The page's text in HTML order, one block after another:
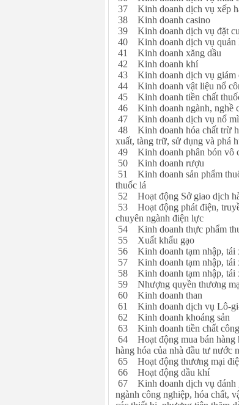
37 Kinh doanh dịch vụ xếp
38 Kinh doanh casino
39 Kinh doanh dịch vụ đặt
40 Kinh doanh dịch vụ quản
41 Kinh doanh xăng dầu
42 Kinh doanh khí
43 Kinh doanh dịch vụ giám
44 Kinh doanh vật liệu nổ
45 Kinh doanh tiền chất
46 Kinh doanh ngành, nghề
47 Kinh doanh dịch vụ nổ
48 Kinh doanh hóa chất trừ
xuất, tàng trữ, sử dụng và phá
49 Kinh doanh phân bón vô
50 Kinh doanh rượu
51 Kinh doanh sản phẩm
thuốc lá
52 Hoạt động Sở giao dịch
53 Hoạt động phát điện,
chuyên ngành điện lực
54 Kinh doanh thực phẩm
55 Xuất khẩu gạo
56 Kinh doanh tạm nhập, tái
57 Kinh doanh tạm nhập, tái
58 Kinh doanh tạm nhập, tái
59 Nhượng quyền thương
60 Kinh doanh than
61 Kinh doanh dịch vụ Lô-
62 Kinh doanh khoáng sản
63 Kinh doanh tiền chất
64 Hoạt động mua bán hàng
hàng hóa của nhà đầu tư nước
65 Hoạt động thương mại
66 Hoạt động dầu khí
67 Kinh doanh dịch vụ đánh
ngành công nghiệp, hóa chất,